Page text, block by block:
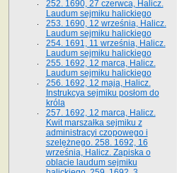
252. 1690, 27 czerwca, Halicz.
Laudum sejmiku halickiego
253. 1690, 12 września, Halicz.
Laudum sejmiku halickiego
254. 1691, 11 września, Halicz.
Laudum sejmiku halickiego
255. 1692, 12 marca, Halicz.
Laudum sejmiku halickiego
256. 1692, 12 maja, Halicz.
Instrukcya sejmiku posłom do
króla
257. 1692, 12 marca, Halicz.
Kwit marszałka sejmiku z
administracyi czopowego i
szelężnego. 258. 1692, 16
września, Halicz. Zapiska o
oblacie laudum sejmiku